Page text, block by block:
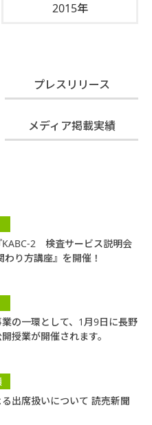
2015年
プレスリリース
メディア掲載実績
KABC-2 検査サービス説明会
り方講座』を開催！
の一環として、1月9日に長野
授業が開催されます。
出席扱いについて 読売新聞